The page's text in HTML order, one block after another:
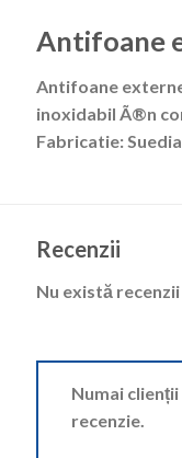
Antifoane
Antifoane
inoxidabil Ã®n
Fabricatie: Suedia
Recenzii
Nu există
Numai
recenzie.